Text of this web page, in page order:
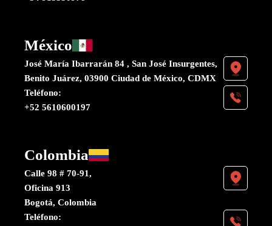
México
José María Ibarrarán 84 , San José Insurgentes,
Benito Juárez, 03900 Ciudad de México, CDMX
Teléfono:
+52 5610600197
Colombia
Calle 98 # 70-91,
Oficina 913
Bogotá, Colombia
Teléfono: